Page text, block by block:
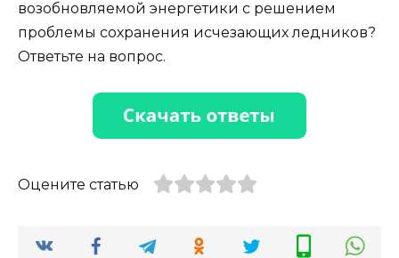
возобновляемой энергетики с решением
проблемы сохранения исчезающих ледников?
Ответьте на вопрос.
Оцените статью